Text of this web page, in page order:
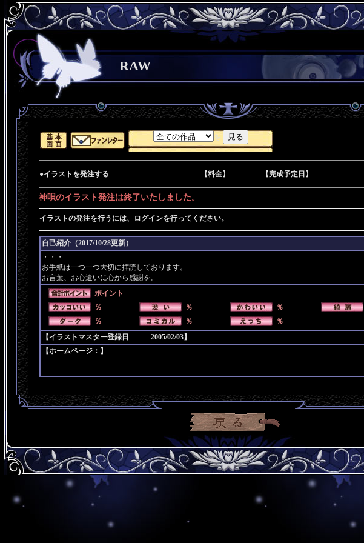
RAW
を
●イラストを発注する 【料金】 【完成予定日】
神唄のイラスト発注は終了いたしました。
イラストの発注を行うには、ログインを行ってください。
自己紹介（2017/10/28更新）
・・・
お手紙は一つ一つ大切に拝読しております。
お言葉、お心遣いに心から感謝を。
ポイント
％
％
％
％
％
％
【イラストマスター登録日 2005/02/03】
【ホームページ：】